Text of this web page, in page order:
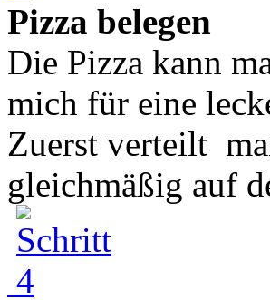
Pizza belegen
Die Pizza kann
mich für eine
Zuerst verteilt
gleichmäßig auf